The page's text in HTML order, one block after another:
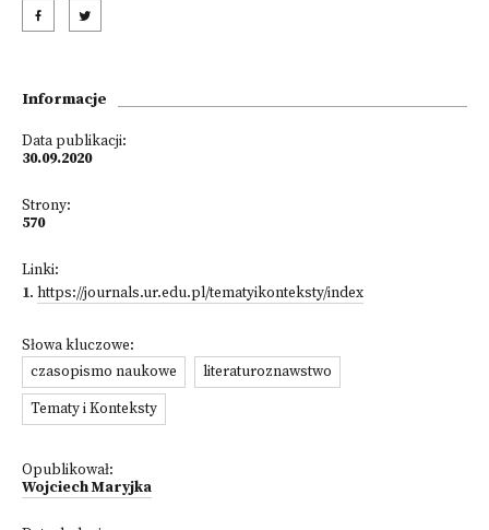
Informacje
Data publikacji:
30.09.2020
Strony:
570
Linki:
1. https://journals.ur.edu.pl/tematyikonteksty/index
Słowa kluczowe:
czasopismo naukowe
literaturoznawstwo
Tematy i Konteksty
Opublikował:
Wojciech Maryjka